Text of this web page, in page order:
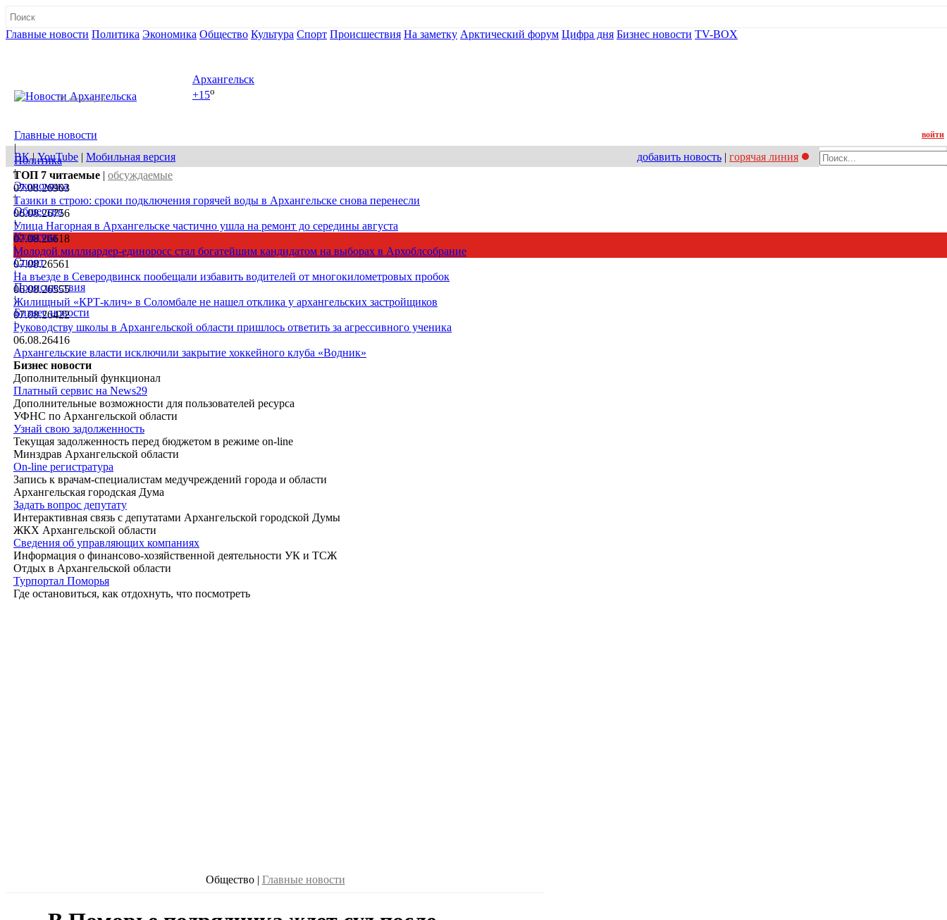
Главные новости Политика Экономика Общество Культура Спорт Происшествия На заметку Арктический форум Цифра дня Бизнес новости TV-BOX
08 августа, сб
Архангельск
+15o
Главные новости
|
Политика
|
Экономика
|
Общество
|
Культура
|
Спорт
|
Происшествия
|
Бизнес новости
|
войти
ВК|YouTube | Мобильная версия добавить новость | горячая линия
ТОП 7 читаемые | обсуждаемые
07.08.26903
Тазики в строю: сроки подключения горячей воды в Архангельске снова перенесли
06.08.26756
Улица Нагорная в Архангельске частично ушла на ремонт до середины августа
07.08.26618
Молодой миллиардер-единоросс стал богатейшим кандидатом на выборах в Архоблсобрание
07.08.26561
На въезде в Северодвинск пообещали избавить водителей от многокилометровых пробок
06.08.26555
Жилищный «КРТ-клич» в Соломбале не нашел отклика у архангельских застройщиков
07.08.26422
Руководству школы в Архангельской области пришлось ответить за агрессивного ученика
06.08.26416
Архангельские власти исключили закрытие хоккейного клуба «Водник»
Бизнес новости
Дополнительный функционал
Платный сервис на News29
Дополнительные возможности для пользователей ресурса
УФНС по Архангельской области
Узнай свою задолженность
Текущая задолженность перед бюджетом в режиме on-line
Минздрав Архангельской области
On-line регистратура
Запись к врачам-специалистам медучреждений города и области
Архангельская городская Дума
Задать вопрос депутату
Интерактивная связь с депутатами Архангельской городской Думы
ЖКХ Архангельской области
Сведения об управляющих компаниях
Информация о финансово-хозяйственной деятельности УК и ТСЖ
Отдых в Архангельской области
Турпортал Поморья
Где остановиться, как отдохнуть, что посмотреть
Общество | Главные новости